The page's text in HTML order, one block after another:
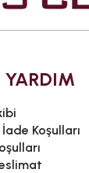
YARDIM
Koşulları